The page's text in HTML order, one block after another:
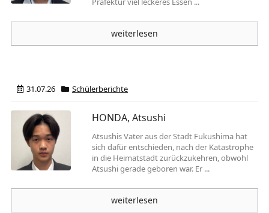
weiterlesen
31.07.26 Schülerberichte
HONDA, Atsushi
Atsushis Vater aus der Stadt Fukushima hat
sich dafür entschieden, nach der Katastrophe
in die Heimatstadt zurückzukehren, obwohl
Atsushi gerade geboren war. Er ...
weiterlesen